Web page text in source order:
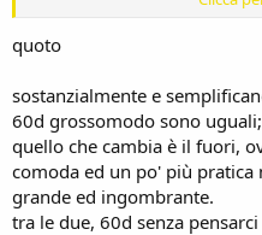
Questo per dire che a parte il
(malattia comune tra i fotografi)
700D, 60D, 70D non avranno
materiale devo, e ripeto:
superiore, del resto che fa la
l'attrezzatura.
Ovviamente il mio post vuole
riflettere....
quoto
sostanzialmente e
60d grossomodo sono
quello che cambia è il fuori,
comoda ed un po' più pratica
grande ed ingombrante.
tra le due, 60d senza